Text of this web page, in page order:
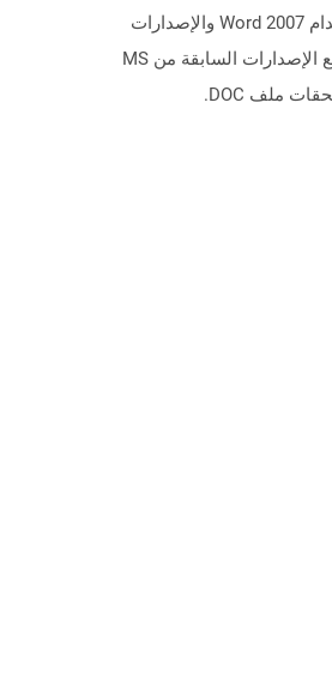
ملفات DOCX باستخدام Word 2007 والإصدارات
الجانبية ولكن ليس مع الإصدارات السابقة من MS